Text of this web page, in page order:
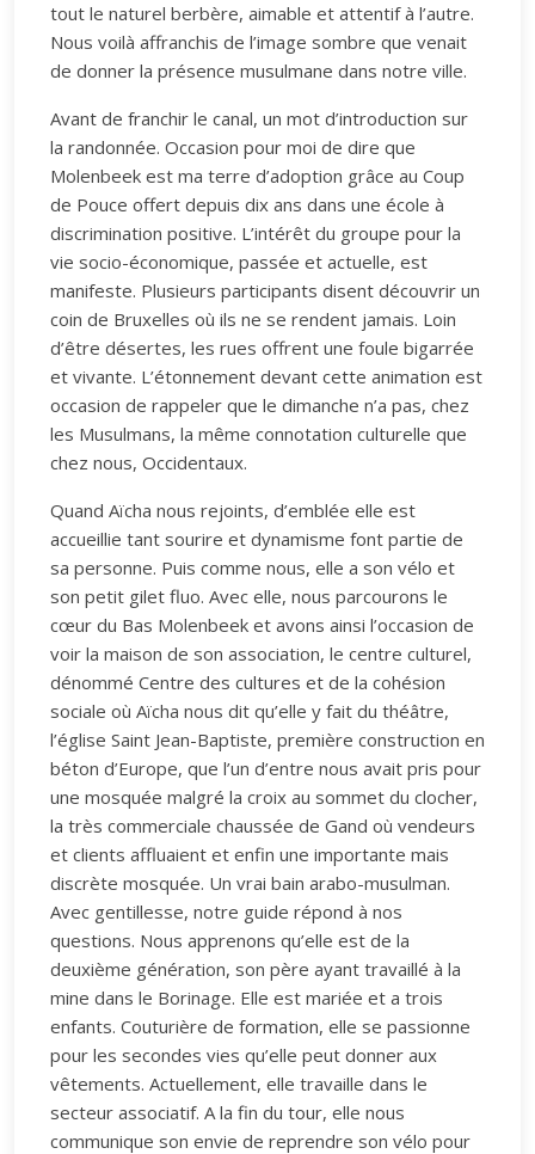
tout le naturel berbère, aimable et attentif à l’autre.
Nous voilà affranchis de l’image sombre que venait
de donner la présence musulmane dans notre ville.
Avant de franchir le canal, un mot d’introduction sur
la randonnée. Occasion pour moi de dire que
Molenbeek est ma terre d’adoption grâce au Coup
de Pouce offert depuis dix ans dans une école à
discrimination positive. L’intérêt du groupe pour la
vie socio-économique, passée et actuelle, est
manifeste. Plusieurs participants disent découvrir un
coin de Bruxelles où ils ne se rendent jamais. Loin
d’être désertes, les rues offrent une foule bigarrée
et vivante. L’étonnement devant cette animation est
occasion de rappeler que le dimanche n’a pas, chez
les Musulmans, la même connotation culturelle que
chez nous, Occidentaux.
Quand Aïcha nous rejoints, d’emblée elle est
accueillie tant sourire et dynamisme font partie de
sa personne. Puis comme nous, elle a son vélo et
son petit gilet fluo. Avec elle, nous parcourons le
cœur du Bas Molenbeek et avons ainsi l’occasion de
voir la maison de son association, le centre culturel,
dénommé Centre des cultures et de la cohésion
sociale où Aïcha nous dit qu’elle y fait du théâtre,
l’église Saint Jean-Baptiste, première construction en
béton d’Europe, que l’un d’entre nous avait pris pour
une mosquée malgré la croix au sommet du clocher,
la très commerciale chaussée de Gand où vendeurs
et clients affluaient et enfin une importante mais
discrète mosquée. Un vrai bain arabo-musulman.
Avec gentillesse, notre guide répond à nos
questions. Nous apprenons qu’elle est de la
deuxième génération, son père ayant travaillé à la
mine dans le Borinage. Elle est mariée et a trois
enfants. Couturière de formation, elle se passionne
pour les secondes vies qu’elle peut donner aux
vêtements. Actuellement, elle travaille dans le
secteur associatif. A la fin du tour, elle nous
communique son envie de reprendre son vélo pour